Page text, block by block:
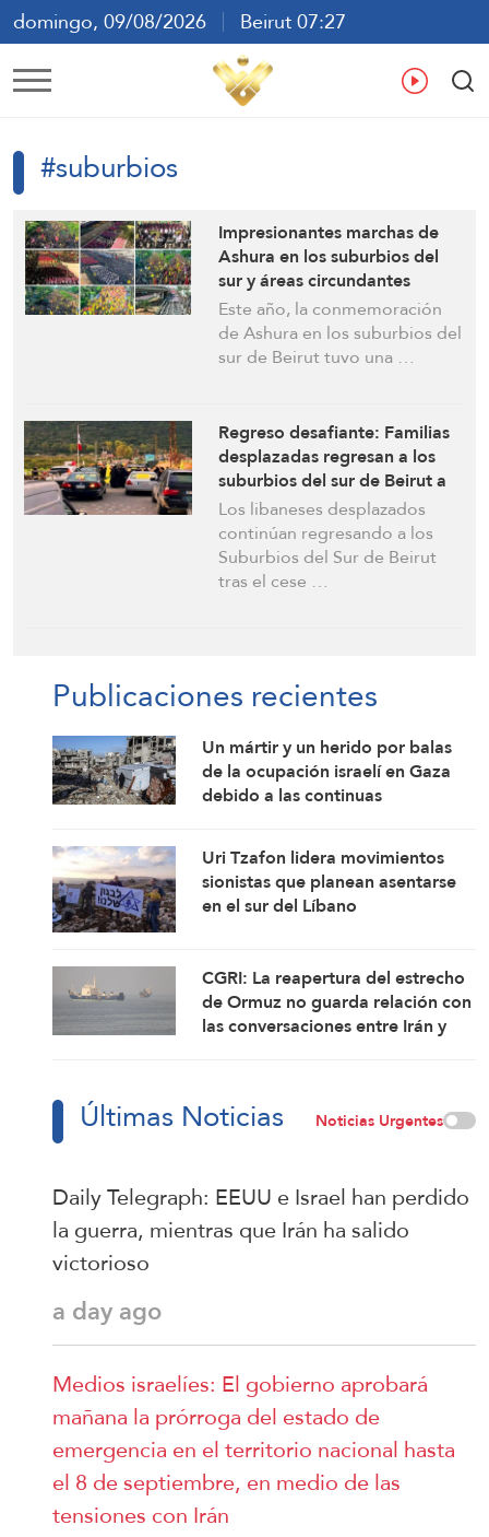
domingo, 09/08/2026
Beirut 07:27
ع En
#suburbios
Impresionantes marchas de
Ashura en los suburbios del
sur y áreas circundantes
(Vídeos)
Este año, la conmemoración
de Ashura en los suburbios del
sur de Beirut tuvo una …
Regreso desafiante: Familias
desplazadas regresan a los
suburbios del sur de Beirut a
pesar de la destrucción
generalizada
Los libaneses desplazados
continúan regresando a los
Suburbios del Sur de Beirut
tras el cese …
Publicaciones recientes
Un mártir y un herido por balas
de la ocupación israelí en Gaza
debido a las continuas
Uri Tzafon lidera movimientos
sionistas que planean asentarse
en el sur del Líbano
CGRI: La reapertura del estrecho
de Ormuz no guarda relación con
las conversaciones entre Irán y
Últimas Noticias Noticias Urgentes
Daily Telegraph: EEUU e Israel han perdido
la guerra, mientras que Irán ha salido
victorioso
a day ago
Medios israelíes: El gobierno aprobará
mañana la prórroga del estado de
emergencia en el territorio nacional hasta
el 8 de septiembre, en medio de las
tensiones con Irán